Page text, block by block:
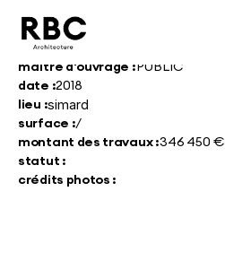
maître d'ouvrage :PUBLIC
date :2018
lieu :simard
surface :/
montant des travaux :346 450 €
statut :
crédits photos :